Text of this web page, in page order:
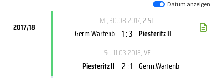
Datum anzeigen
2017/18
Mi, 30.08.2017, 2.ST
Germ.Wartenb 1 : 3 Piesteritz II
So, 11.03.2018, VF
Piesteritz II 2 : 1 Germ.Wartenb